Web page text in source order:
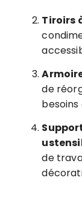
Tiroirs
de
de